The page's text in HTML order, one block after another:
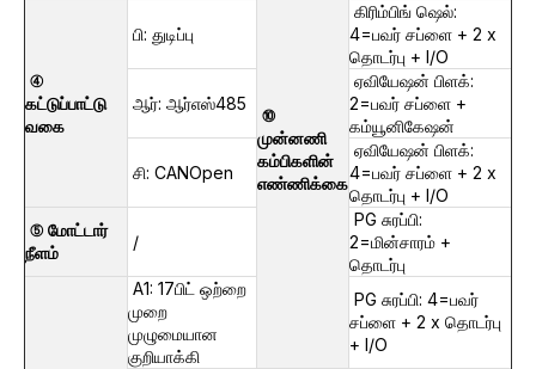
⑩
முன்னணி
கம்பிகளின்
எண்ணிக்கை
④
கட்டுப்பாட்டு
வகை
பி: துடிப்பு
கிரிம்பிங் ஷெல்:
4=பவர் சப்ளை + 2 x
தொடர்பு + I/O
ஆர்: ஆர்எஸ்485
ஏவியேஷன் பிளக்:
2=பவர் சப்ளை +
கம்யூனிகேஷன்
சி: CANOpen
ஏவியேஷன் பிளக்:
4=பவர் சப்ளை + 2 x
தொடர்பு + I/O
⑤ மோட்டார்
நீளம்
/
PG சுரப்பி:
2=மின்சாரம் +
தொடர்பு
A1: 17பிட் ஒற்றை
முறை
முழுமையான
குறியாக்கி
PG சுரப்பி: 4=பவர்
சப்ளை + 2 x தொடர்பு
+ I/O